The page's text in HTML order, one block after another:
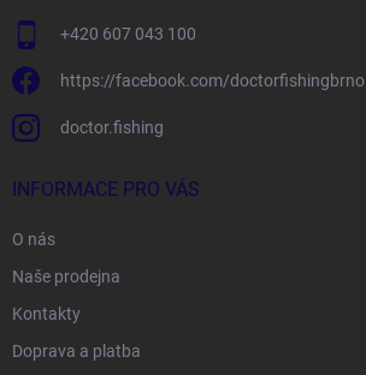
+420 607 043 100
https://facebook.com/doctorfishingbrno
doctor.fishing
INFORMACE PRO VÁS
O nás
Naše prodejna
Kontakty
Doprava a platba